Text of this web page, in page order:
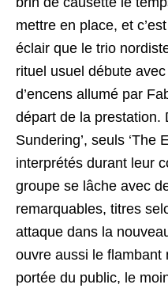
mettre en place, et
éclair que le trio
rituel usuel débute
d’encens allumé par
départ de la prestation.
Sundering’, seuls ‘The
interprétés durant leur
groupe se lâche avec
remarquables, titres
attaque dans la
ouvre aussi le flambant
portée du public, le